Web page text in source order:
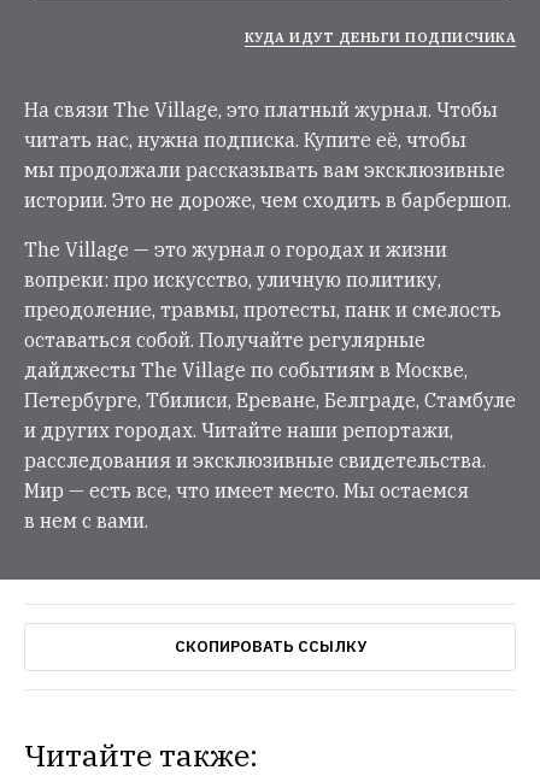
КУДА ИДУТ ДЕНЬГИ ПОДПИСЧИКА
На связи The Village, это платный журнал. Чтобы
читать нас, нужна подписка. Купите её, чтобы
мы продолжали рассказывать вам эксклюзивные
истории. Это не дороже, чем сходить в барбершоп.
The Village — это журнал о городах и жизни
вопреки: про искусство, уличную политику,
преодоление, травмы, протесты, панк и смелость
оставаться собой. Получайте регулярные
дайджесты The Village по событиям в Москве,
Петербурге, Тбилиси, Ереване, Белграде, Стамбуле
и других городах. Читайте наши репортажи,
расследования и эксклюзивные свидетельства.
Мир — есть все, что имеет место. Мы остаемся
в нем с вами.
СКОПИРОВАТЬ ССЫЛКУ
Читайте также: